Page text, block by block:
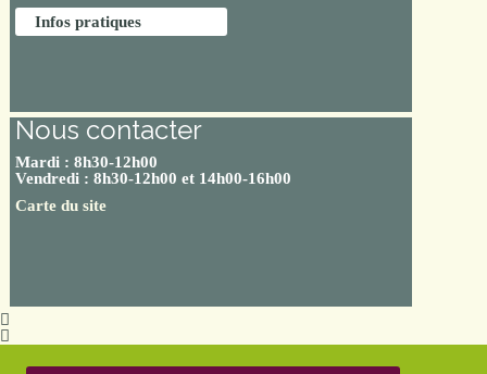
Infos pratiques
Nous contacter
Mardi : 8h30-12h00
Vendredi : 8h30-12h00 et 14h00-16h00
Carte du site